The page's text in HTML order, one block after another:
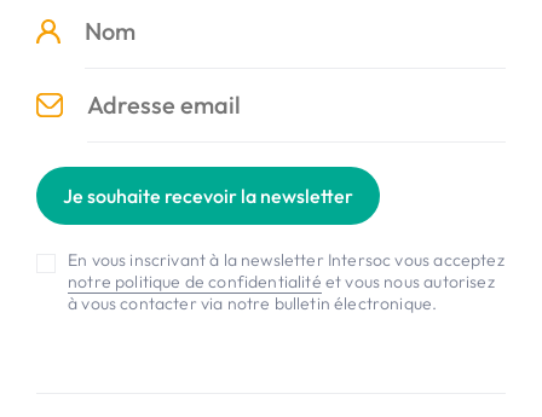
Je souhaite recevoir la newsletter
En vous inscrivant à la newsletter Intersoc vous acceptez
notre politique de confidentialité et vous nous autorisez
à vous contacter via notre bulletin électronique.